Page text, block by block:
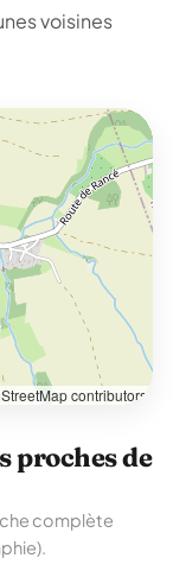
voisines
contributors
proches de
complète